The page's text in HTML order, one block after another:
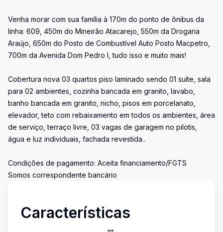
Venha morar com sua família à 170m do ponto de ônibus da
linha: 609, 450m do Mineirão Atacarejo, 550m da Drogaria
Araújo, 650m do Posto de Combustível Auto Posto Macpetro,
700m da Avenida Dom Pedro I, tudo isso e muito mais!
Cobertura nova 03 quartos piso laminado sendo 01 suíte, sala
para 02 ambientes, cozinha bancada em granito, lavabo,
banho bancada em granito, nicho, pisos em porcelanato,
elevador, teto com rebaixamento em todos os ambientes, área
de serviço, terraço livre, 03 vagas de garagem no pilotis,
água e luz individuais, fachada revestida..
Condições de pagamento: Aceita financiamento/FGTS
Somos correspondente bancário
Características